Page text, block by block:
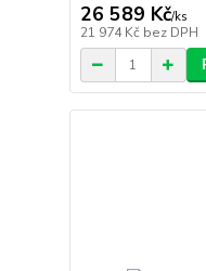
26 589 Kč/ks
21 974 Kč bez DPH